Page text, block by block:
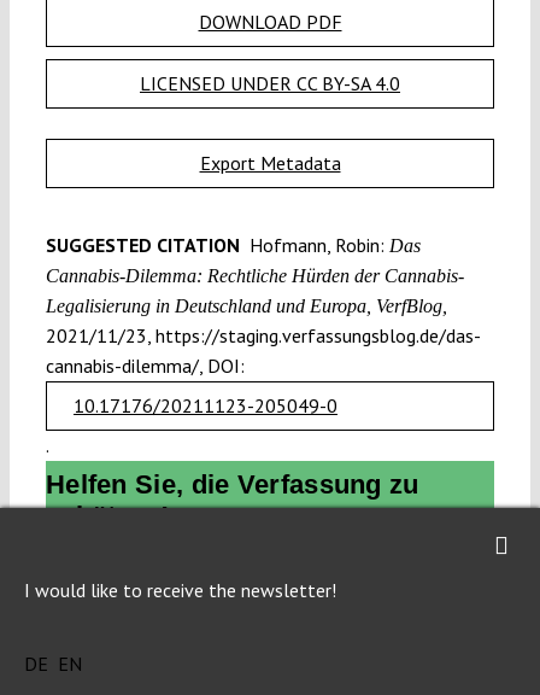
DOWNLOAD PDF
LICENSED UNDER CC BY-SA 4.0
Export Metadata
SUGGESTED CITATION Hofmann, Robin: Das
Cannabis-Dilemma: Rechtliche Hürden der Cannabis-
Legalisierung in Deutschland und Europa, VerfBlog,
2021/11/23, https://staging.verfassungsblog.de/das-
cannabis-dilemma/, DOI:
10.17176/20211123-205049-0
.
Helfen Sie, die Verfassung zu
schützen!
schützen zu können, brauchen wir Wissen. Dieses
Wir veröffentlichen aktuelle Analysen und
I would like to receive the newsletter!
DE EN